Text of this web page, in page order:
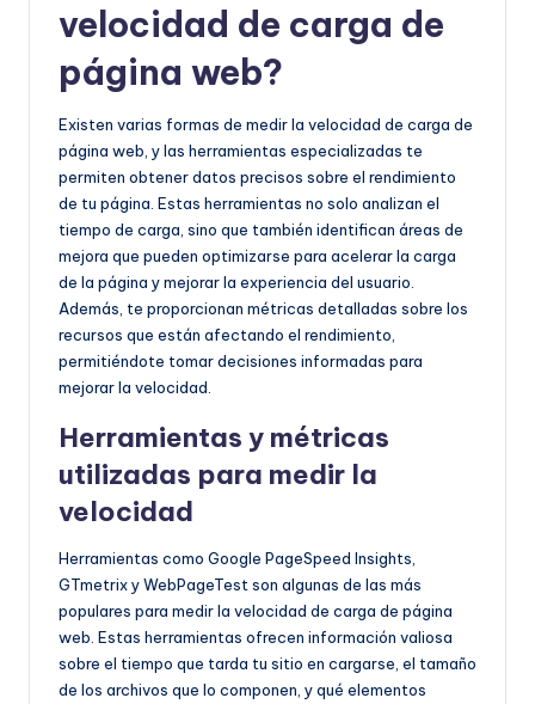
velocidad de carga de
página web?
Existen varias formas de medir la velocidad de carga de
página web, y las herramientas especializadas te
permiten obtener datos precisos sobre el rendimiento
de tu página. Estas herramientas no solo analizan el
tiempo de carga, sino que también identifican áreas de
mejora que pueden optimizarse para acelerar la carga
de la página y mejorar la experiencia del usuario.
Además, te proporcionan métricas detalladas sobre los
recursos que están afectando el rendimiento,
permitiéndote tomar decisiones informadas para
mejorar la velocidad.
Herramientas y métricas
utilizadas para medir la
velocidad
Herramientas como Google PageSpeed Insights,
GTmetrix y WebPageTest son algunas de las más
populares para medir la velocidad de carga de página
web. Estas herramientas ofrecen información valiosa
sobre el tiempo que tarda tu sitio en cargarse, el tamaño
de los archivos que lo componen, y qué elementos